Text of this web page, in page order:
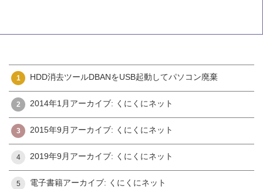
1 HDD消去ツールDBANをUSB起動してパソコン廃棄
2 2014年1月アーカイブ: くにくにネット
3 2015年9月アーカイブ: くにくにネット
4 2019年9月アーカイブ: くにくにネット
5 電子書籍アーカイブ: くにくにネット